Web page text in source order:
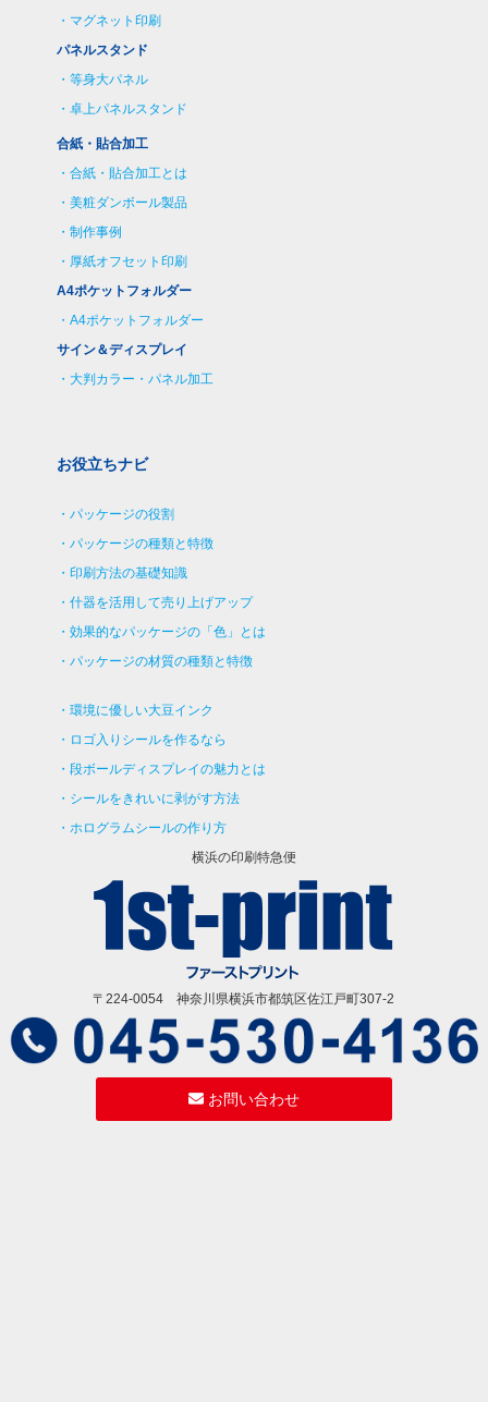
マグネット印刷
パネルスタンド
等身大パネル
卓上パネルスタンド
合紙・貼合加工
合紙・貼合加工とは
美粧ダンボール製品
制作事例
厚紙オフセット印刷
A4ポケットフォルダー
A4ポケットフォルダー
サイン＆ディスプレイ
大判カラー・パネル加工
お役立ちナビ
パッケージの役割
パッケージの種類と特徴
印刷方法の基礎知識
什器を活用して売り上げアップ
効果的なパッケージの「色」とは
パッケージの材質の種類と特徴
環境に優しい大豆インク
ロゴ入りシールを作るなら
段ボールディスプレイの魅力とは
シールをきれいに剥がす方法
ホログラムシールの作り方
横浜の印刷特急便
〒224-0054 神奈川県横浜市都筑区佐江戸町307-2
お問い合わせ